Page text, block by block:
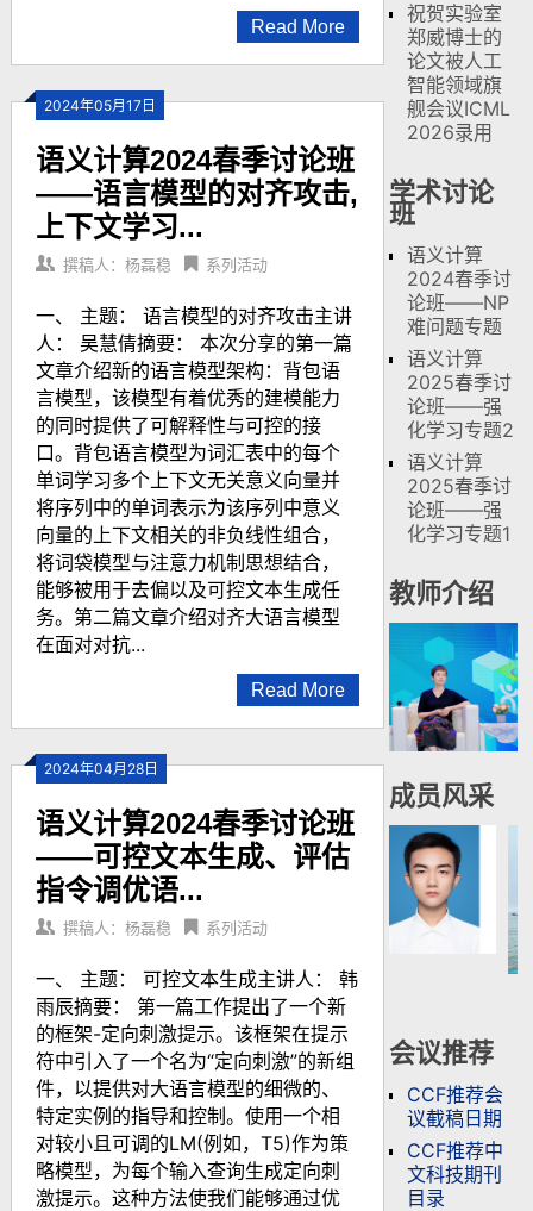
Read More
2024年05月17日
语义计算2024春季讨论班
——语言模型的对齐攻击,
上下文学习...
撰稿人：杨磊稳 系列活动
一、 主题： 语言模型的对齐攻击主讲
人： 吴慧倩摘要： 本次分享的第一篇
文章介绍新的语言模型架构：背包语
言模型，该模型有着优秀的建模能力
的同时提供了可解释性与可控的接
口。背包语言模型为词汇表中的每个
单词学习多个上下文无关意义向量并
将序列中的单词表示为该序列中意义
向量的上下文相关的非负线性组合，
将词袋模型与注意力机制思想结合，
能够被用于去偏以及可控文本生成任
务。第二篇文章介绍对齐大语言模型
在面对对抗...
Read More
2024年04月28日
语义计算2024春季讨论班
——可控文本生成、评估
指令调优语...
撰稿人：杨磊稳 系列活动
一、 主题： 可控文本生成主讲人： 韩
雨辰摘要： 第一篇工作提出了一个新
的框架-定向刺激提示。该框架在提示
符中引入了一个名为“定向刺激”的新组
件，以提供对大语言模型的细微的、
特定实例的指导和控制。使用一个相
对较小且可调的LM(例如，T5)作为策
略模型，为每个输入查询生成定向刺
激提示。这种方法使我们能够通过优
祝贺实验室
郑威博士的
论文被人工
智能领域旗
舰会议ICML
2026录用
学术讨论
班
语义计算
2024春季讨
论班——NP
难问题专题
语义计算
2025春季讨
论班——强
化学习专题2
语义计算
2025春季讨
论班——强
化学习专题1
教师介绍
成员风采
会议推荐
CCF推荐会
议截稿日期
CCF推荐中
文科技期刊
目录